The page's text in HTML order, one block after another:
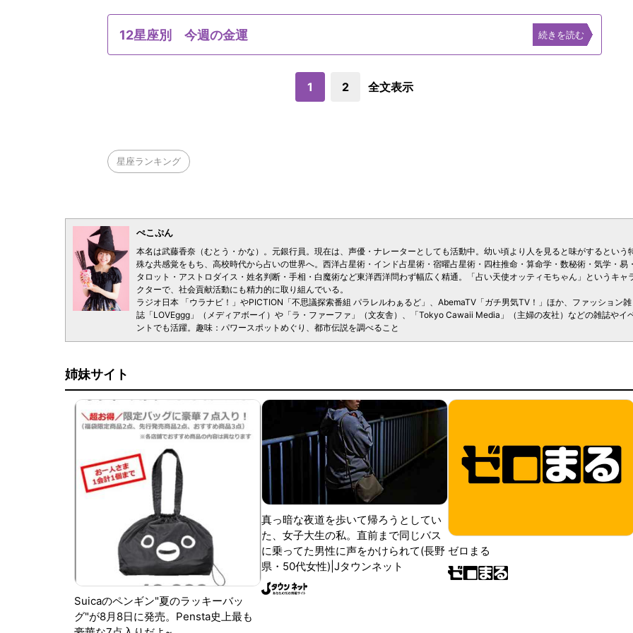
12星座別 今週の金運 続きを読む
1 2 全文表示
星座ランキング
ぺこぷん
本名は武藤香奈（むとう・かな）。元銀行員。現在は、声優・ナレーターとしても活動中。幼い頃より人を見ると味がするという
殊な共感覚をもち、高校時代から占いの世界へ。西洋占星術・インド占星術・宿曜占星術・四柱推命・算命学・数秘術・気学・易・
タロット・アストロダイス・姓名判断・手相・白魔術など東洋西洋問わず幅広く精通。「占い天使オッティモちゃん」というキャ
クターで、社会貢献活動にも精力的に取り組んでいる。
ラジオ日本 「ウラナビ！」やPICTION「不思議探索番組 パラレルわぁるど」、AbemaTV「ガチ男気TV！」ほか、ファッション雑
誌「LOVEggg」（メディアボーイ）や「ラ・ファーファ」（文友舎）、「Tokyo Cawaii Media」（主婦の友社）などの雑誌やイ
ントでも活躍。趣味：パワースポットめぐり、都市伝説を調べること
姉妹サイト
Suicaのペンギン"夏のラッキーバッ
グ"が8月8日に発売。Pensta史上最も
真っ暗な夜道を歩いて帰ろうとしてい
た、女子大生の私。直前まで同じバス
に乗ってた男性に声をかけられて(長野
県・50代女性)|Jタウンネット
ゼロまる